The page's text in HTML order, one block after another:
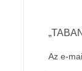
Az e-